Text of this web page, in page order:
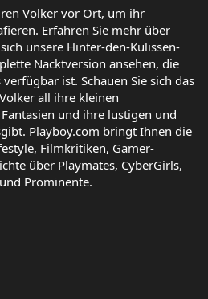
Volker vor Ort, um ihr
Erfahren Sie mehr über
unsere Hinter-den-Kulissen-
Nacktversion ansehen, die
ist. Schauen Sie sich das
all ihre kleinen
und ihre lustigen und
Playboy.com bringt Ihnen die
Filmkritiken, Gamer-
über Playmates, CyberGirls,
Prominente.